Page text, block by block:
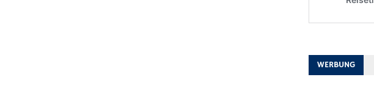
WERBUNG